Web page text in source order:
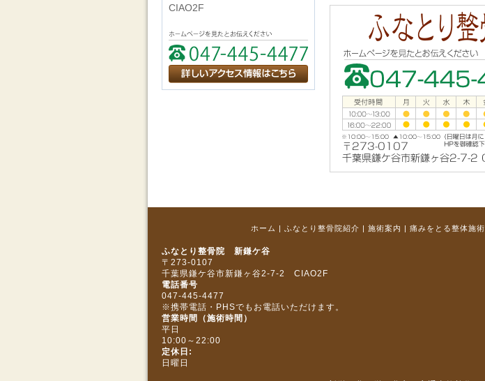
CIAO2F
ホーム | ふなとり整骨院紹介 | 施術案内 | 痛みをとる整体施術
ふなとり整骨院 新鎌ケ谷
〒273‐0107
千葉県鎌ケ谷市新鎌ヶ谷2-7-2 CIAO2F
電話番号
047-445-4477
※携帯電話・PHSでもお電話いただけます。
営業時間（施術時間）
平日
10:00～22:00
定休日:
日曜日